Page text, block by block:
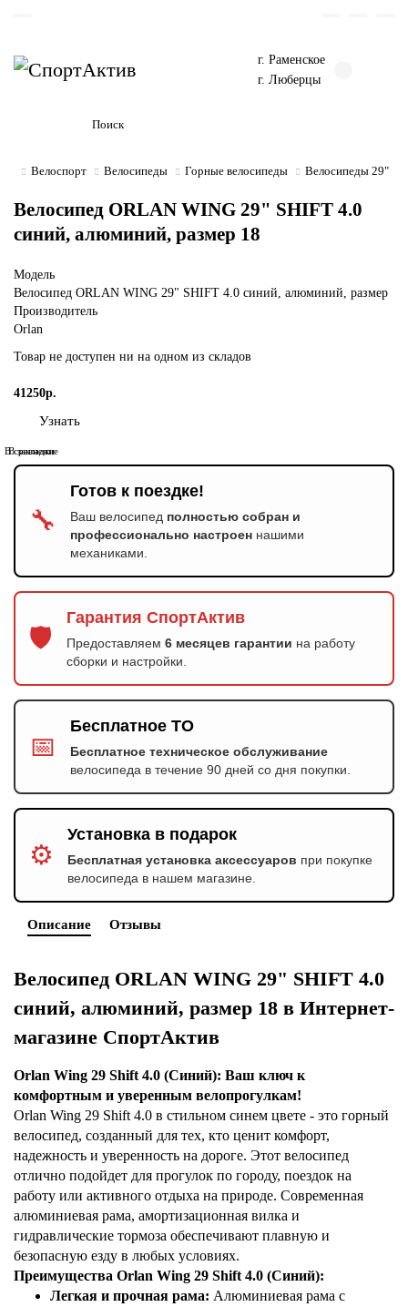
г. Раменское
г. Люберцы
Велоспорт Велосипеды Горные велосипеды Велосипеды 29"
Велосипед ORLAN WING 29" SHIFT 4.0
синий, алюминий, размер 18
Модель
Велосипед ORLAN WING 29" SHIFT 4.0 синий, алюминий, размер
Производитель
Orlan
Товар не доступен ни на одном из складов
41250р.
Узнать
В закладки
В сравнение
🔧
Готов к поездке!
Ваш велосипед полностью собран и
профессионально настроен нашими
механиками.
🛡️
Гарантия СпортАктив
Предоставляем 6 месяцев гарантии на работу
сборки и настройки.
📅
Бесплатное ТО
Бесплатное техническое обслуживание
велосипеда в течение 90 дней со дня покупки.
⚙️
Установка в подарок
Бесплатная установка аксессуаров при покупке
велосипеда в нашем магазине.
Описание Отзывы
Велосипед ORLAN WING 29" SHIFT 4.0
синий, алюминий, размер 18 в Интернет-
магазине СпортАктив
Orlan Wing 29 Shift 4.0 (Синий): Ваш ключ к
комфортным и уверенным велопрогулкам!
Orlan Wing 29 Shift 4.0 в стильном синем цвете - это горный
велосипед, созданный для тех, кто ценит комфорт,
надежность и уверенность на дороге. Этот велосипед
отлично подойдет для прогулок по городу, поездок на
работу или активного отдыха на природе. Современная
алюминиевая рама, амортизационная вилка и
гидравлические тормоза обеспечивают плавную и
безопасную езду в любых условиях.
Преимущества Orlan Wing 29 Shift 4.0 (Синий):
Легкая и прочная рама: Алюминиевая рама с